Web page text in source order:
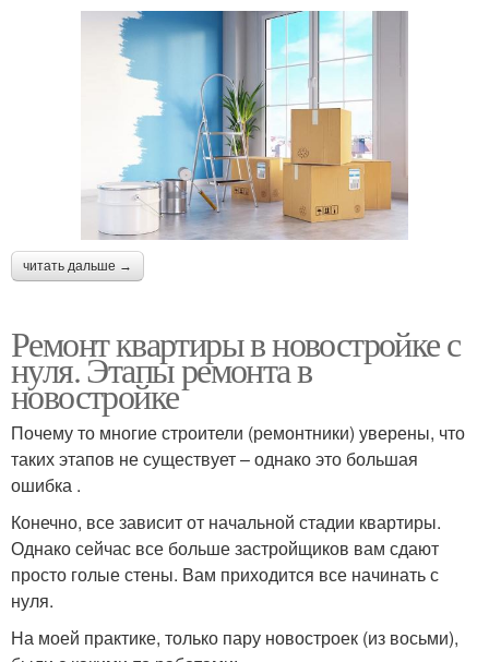
читать дальше →
Ремонт квартиры в новостройке с
нуля. Этапы ремонта в
новостройке
Почему то многие строители (ремонтники) уверены, что
таких этапов не существует – однако это большая
ошибка .
Конечно, все зависит от начальной стадии квартиры.
Однако сейчас все больше застройщиков вам сдают
просто голые стены. Вам приходится все начинать с
нуля.
На моей практике, только пару новостроек (из восьми),